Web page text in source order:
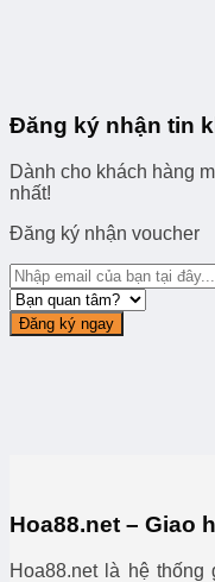
Đăng ký nhận tin
Dành cho khách hàng
nhất!
Đăng ký nhận voucher
Hoa88.net – Giao
Hoa88.net là hệ